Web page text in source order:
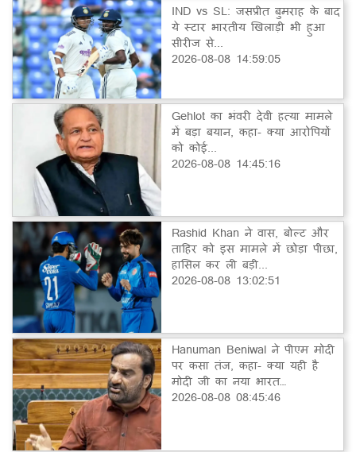
IND vs SL: जसप्रीत बुमराह के बाद
ये स्टार भारतीय खिलाड़ी भी हुआ
सीरीज से...
2026-08-08 14:59:05
Gehlot का भंवरी देवी हत्या मामले
में बड़ा बयान, कहा- क्या आरोपियों
को कोई...
2026-08-08 14:45:16
Rashid Khan ने वास, बोल्ट और
ताहिर को इस मामले में छोड़ा पीछा,
हासिल कर ली बड़ी...
2026-08-08 13:02:51
Hanuman Beniwal ने पीएम मोदी
पर कसा तंज, कहा- क्या यही है
मोदी जी का नया भारत…
2026-08-08 08:45:46